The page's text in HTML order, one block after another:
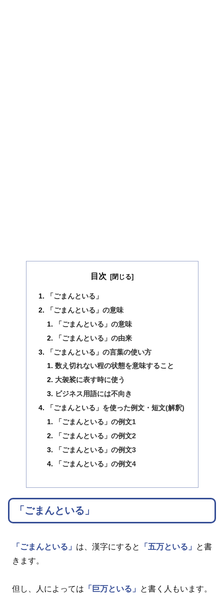
目次
「ごまんといる」
「ごまんといる」の意味
「ごまんといる」の意味
「ごまんといる」の由来
「ごまんといる」の言葉の使い方
数え切れない程の状態を意味すること
大袈裟に表す時に使う
ビジネス用語には不向き
「ごまんといる」を使った例文・短文(解釈)
「ごまんといる」の例文1
「ごまんといる」の例文2
「ごまんといる」の例文3
「ごまんといる」の例文4
「ごまんといる」
「ごまんといる」 は、漢字にすると 「五万といる」
と書
きます。
但し、人によっては 「巨万といる」 と書く人もいます。